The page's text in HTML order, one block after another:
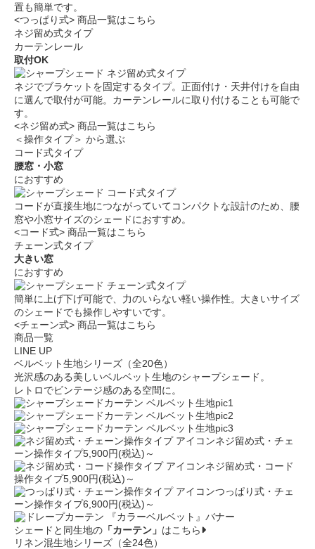
置も簡単です。
<つっぱり式> 商品一覧はこちら
ネジ留め式タイプ
カーテンレール
取付OK
ネジでブラケットを固定するタイプ。正面付け・天井付けを自由
に選んで取付が可能。カーテンレールに取り付けることも可能で
す。
<ネジ留め式> 商品一覧はこちら
＜操作タイプ＞ から選ぶ
コード式タイプ
腰窓・小窓
におすすめ
コードが直接生地につながっていてコンパクトな設計のため、腰
窓や小窓サイズのシェードにおすすめ。
<コード式> 商品一覧はこちら
チェーン式タイプ
大きい窓
におすすめ
簡単に上げ下げ可能で、力のいらない軽い操作性。大きいサイズ
のシェードでも操作しやすいです。
<チェーン式> 商品一覧はこちら
商品一覧
LINE UP
ベルベット生地シリーズ（全20色）
光沢感のある美しいベルベット生地のシャープシェード。
レトロでビンテージ感のある空間に。
ネジ留め式・チェ
ーン操作タイプ5,900円(税込)～
ネジ留め式・コード
操作タイプ5,900円(税込)～
つっぱり式・チェ
ーン操作タイプ6,900円(税込)～
シェードと同生地の 「カーテン」 はこちら
リネン混生地シリーズ（全24色）